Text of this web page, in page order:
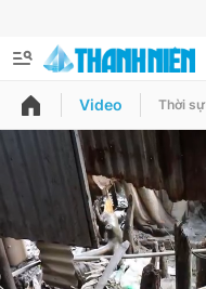
QUẢNG CÁO
Chuyên mục
Thông tin tài khoản
Đổi mật khẩu
Tin đã lưu
Video Thời sự